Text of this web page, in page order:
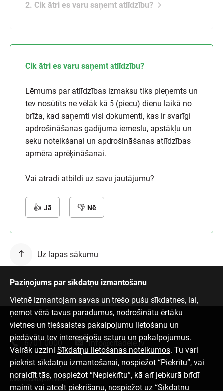
2. Cik ātri es varu saņemt atlīdzību?
Cik ātri es varu saņemt atlīdzību?
Lēmums par atlīdzības izmaksu tiks pieņemts un
tev nosūtīts ne vēlāk kā 5 (piecu) dienu laikā no
brīža, kad saņemti visi dokumenti, kas ir svarīgi
apdrošināšanas gadījuma iemeslu, apstākļu un
seku noteikšanai un apdrošināšanas atlīdzības
apmēra aprēķināšanai.
Vai atradi atbildi uz savu jautājumu?
Jā Nē
Uz lapas sākumu
Paziņojums par sīkdatņu izmantošanu
Vietnē izmantojam savas un trešo pušu sīkdatnes, lai,
ņemot vērā tavus paradumus, nodrošinātu ērtāku
vietnes un tiešsaistes pakalpojumu lietošanu un
piedāvātu tev interesējošu saturu un pakalpojumus.
Vairāk uzzini Sīkdatņu lietošanas noteikumos. Tu vari
piekrist sīkdatņu izmantošanai, nospiežot “Piekrītu”, vai
noraidīt tās, nospiežot “Nepiekrītu”, kā arī jebkurā brīdī
mainīt vai atcelt piekrišanu, nospiežot uz “Sīkdatņu
Sazinies ar mums
6701 0000 info@citadele.lv
Mēs sociālajos tīklos